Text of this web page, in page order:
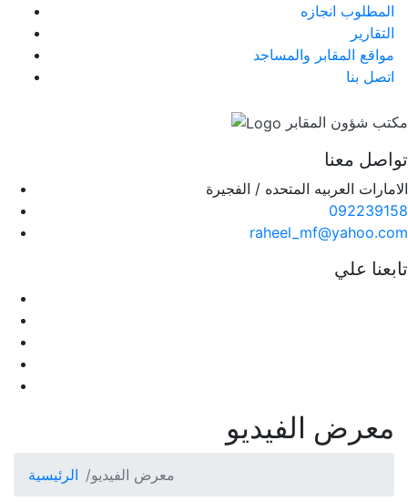
المطلوب انجازه
التقارير
مواقع المقابر والمساجد
اتصل بنا
مكتب شؤون المقابر
تواصل معنا
الامارات العربيه المتحده / الفجيرة
092239158
raheel_mf@yahoo.com
تابعنا علي
معرض الفيديو
الرئيسية معرض الفيديو